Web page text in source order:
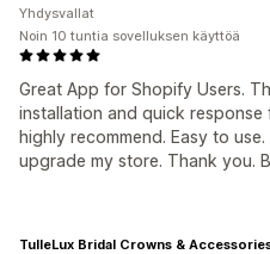
Great App for Shopify Users.
installation and quick response
highly recommend. Easy to
upgrade my store. Thank you.
Yhdysvallat
Noin 10 tuntia sovelluksen käyttöä
TulleLux Bridal Crowns &